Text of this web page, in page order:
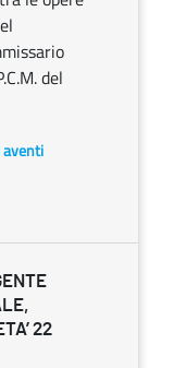
del
aventi
22